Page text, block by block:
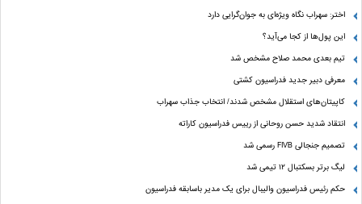
اختر: سهراب نگاه ویژه‌ای به جوان‌گرایی دارد
این پول‌ها از کجا می‌آید؟
تیم بعدی محمد صلاح مشخص شد
معرفی دبیر جدید فدراسیون کشتی
کاپیتان‌های استقلال مشخص شدند/ انتخاب جذاب سهراب
انتقاد شدید حسن روحانی از رییس فدراسیون کاراته
تصمیم جنجالی FIVB رسمی شد
لیگ برتر بسکتبال ۱۲ تیمی شد
حکم رئیس فدراسیون والیبال برای یک مدیر باسابقه فدراسیون